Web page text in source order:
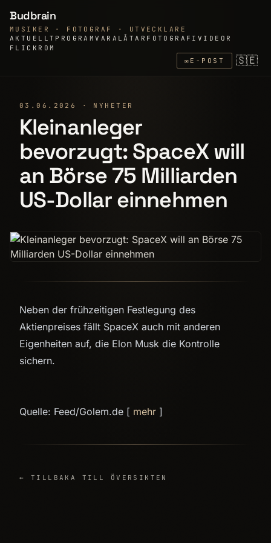
Budbrain
MUSIKER · FOTOGRAF · UTVECKLARE
AKTUELLT PROGRAMVARA LÅTAR FOTOGRAFI VIDEOR
FLICKR OM
✉ E-POST 🇸🇪
03.06.2026 · NYHETER
Kleinanleger
bevorzugt: SpaceX will
an Börse 75 Milliarden
US-Dollar einnehmen
Neben der frühzeitigen Festlegung des
Aktienpreises fällt SpaceX auch mit anderen
Eigenheiten auf, die Elon Musk die Kontrolle
sichern.
Quelle: Feed/Golem.de [ mehr ]
← TILLBAKA TILL ÖVERSIKTEN